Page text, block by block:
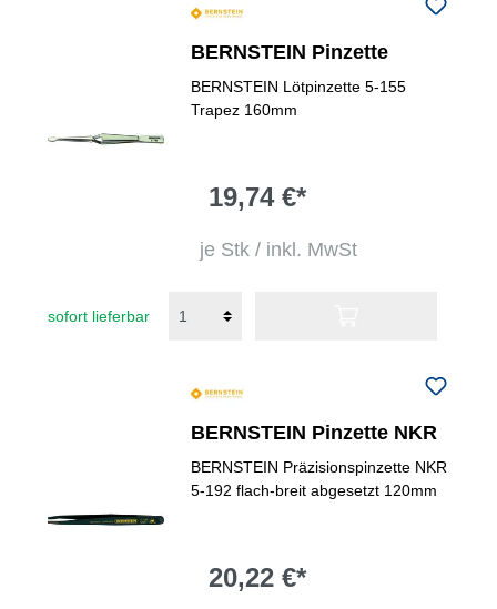
BERNSTEIN Pinzette
BERNSTEIN Lötpinzette 5-155
Trapez 160mm
19,74 €*
je Stk / inkl. MwSt
sofort lieferbar
BERNSTEIN Pinzette NKR
BERNSTEIN Präzisionspinzette NKR
5-192 flach-breit abgesetzt 120mm
20,22 €*